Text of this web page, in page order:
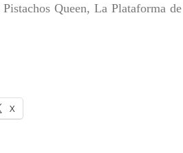
Queen, La Plataforma
X